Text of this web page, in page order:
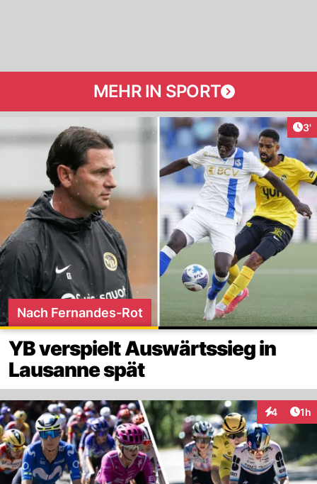
MEHR IN SPORT
3'
Nach Fernandes-Rot
YB verspielt Auswärtssieg in
Lausanne spät
4 1h